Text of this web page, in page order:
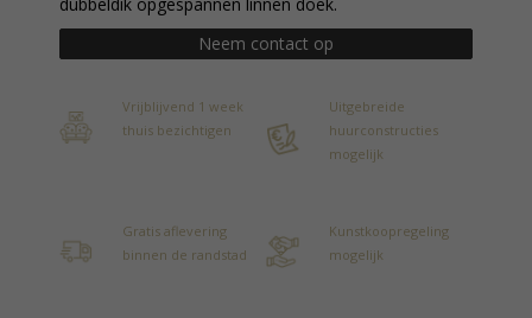
Neem contact op
Vrijblijvend 1 week
thuis bezichtigen
Uitgebreide
huurconstructies
mogelijk
Gratis aflevering
binnen de randstad
Kunstkoopregeling
mogelijk